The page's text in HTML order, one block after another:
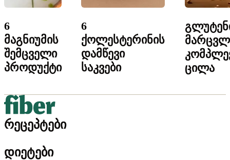
6
მაგნიუმის
შემცველი
პროდუქტი
6
ქოლესტერინის
დამწევი
საკვები
ცილა
რეცეპტები
დიეტები